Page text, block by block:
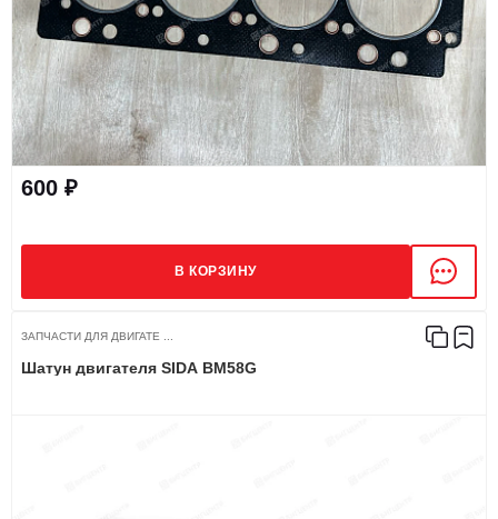
600 ₽
В КОРЗИНУ
ЗАПЧАСТИ ДЛЯ ДВИГАТЕ ...
Шатун двигателя SIDA BM58G